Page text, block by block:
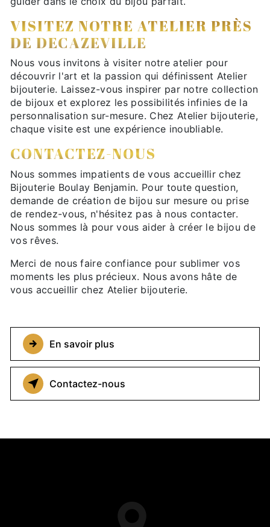
VISITEZ NOTRE ATELIER PRÈS
DE DECAZEVILLE
Nous vous invitons à visiter notre atelier pour
découvrir l'art et la passion qui définissent Atelier
bijouterie. Laissez-vous inspirer par notre collection
de bijoux et explorez les possibilités infinies de la
personnalisation sur-mesure. Chez Atelier bijouterie,
chaque visite est une expérience inoubliable.
CONTACTEZ-NOUS
Nous sommes impatients de vous accueillir chez
Bijouterie Boulay Benjamin. Pour toute question,
demande de création de bijou sur mesure ou prise
de rendez-vous, n'hésitez pas à nous contacter.
Nous sommes là pour vous aider à créer le bijou de
vos rêves.
Merci de nous faire confiance pour sublimer vos
moments les plus précieux. Nous avons hâte de
vous accueillir chez Atelier bijouterie.
En savoir plus
Contactez-nous